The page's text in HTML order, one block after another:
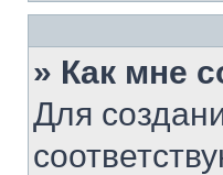
» Как мне
Для